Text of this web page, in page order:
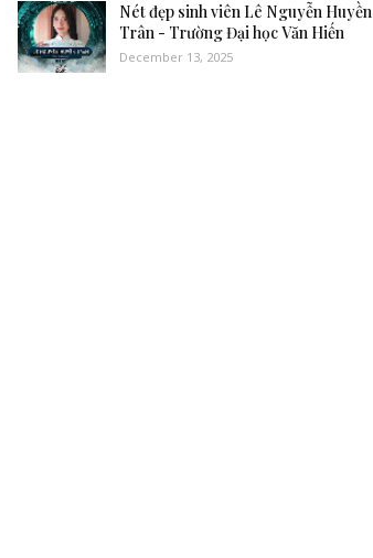
Nét đẹp sinh viên Lê Nguyễn Huyền
Trân - Trường Đại học Văn Hiến
December 13, 2025